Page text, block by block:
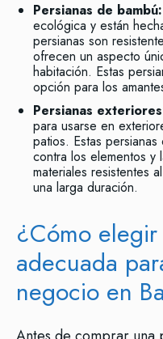
Persianas de bambú:
ecológica y están
persianas son
ofrecen un aspecto
habitación. Estas
opción para los
Persianas
para usarse en
patios. Estas
contra los elementos y
materiales resistentes
una larga duración.
¿Cómo elegir
adecuada
negocio en